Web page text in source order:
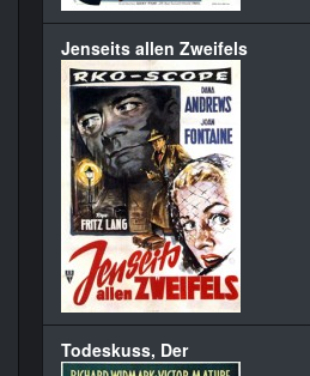
Jenseits allen Zweifels
Todeskuss, Der